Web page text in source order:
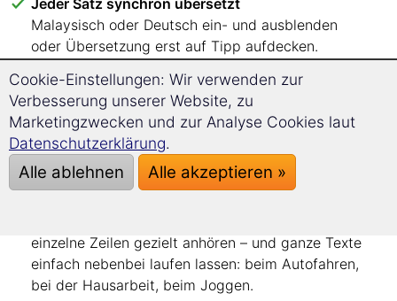
Malaysisch oder Deutsch ein- und ausblenden
oder Übersetzung erst auf Tipp aufdecken.
Sechs Sprachniveaus, klar sortiert
A1 bis C2 – Sie wissen sofort, mit welchen Texten
Sie einsteigen.
Lesen, wo Sie wollen
im Browser auf PC, Tablet oder Smartphone.
Keine App, keine Installation.
einzelne Zeilen gezielt anhören – und ganze Texte
einfach nebenbei laufen lassen: beim Autofahren,
bei der Hausarbeit, beim Joggen.
Cookie-Einstellungen: Wir verwenden zur
Verbesserung unserer Website, zu
Marketingzwecken und zur Analyse Cookies laut
Datenschutzerklärung.
Alle ablehnen Alle akzeptieren »